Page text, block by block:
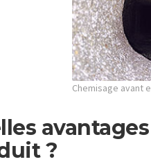
Chemisage avant
?